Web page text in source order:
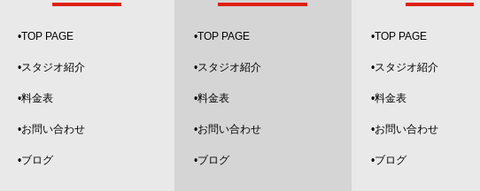
•TOP PAGE
•スタジオ紹介
•料金表
•お問い合わせ
•ブログ
•TOP PAGE
•スタジオ紹介
•料金表
•お問い合わせ
•ブログ
•TOP PAGE
•スタジオ紹介
•料金表
•お問い合わせ
•ブログ